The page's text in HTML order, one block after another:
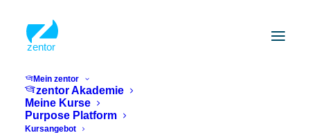
Mein zentor
zentor Akademie
Meine Kurse
Purpose Platform
Kursangebot